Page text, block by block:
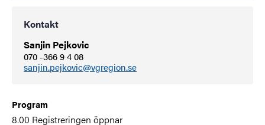
Kontakt
Sanjin Pejkovic
070 -366 9 4 08
sanjin.pejkovic@vgregion.se
Program
8.00 Registreringen öppnar